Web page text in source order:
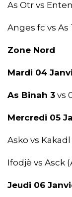
As Otr vs
Anges fc vs
Zone Nord
Mardi 04
As Binah 3 vs
Mercredi 05
Asko vs Kakadl
Ifodjè vs Asck
Jeudi 06